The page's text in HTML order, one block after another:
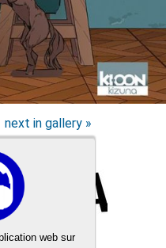
next in gallery »